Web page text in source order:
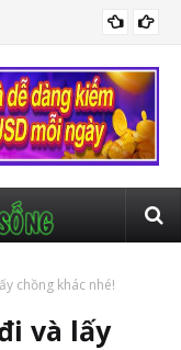
chồng khác nhé!
và lấy